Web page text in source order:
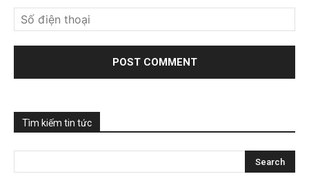
Tìm kiếm tin tức